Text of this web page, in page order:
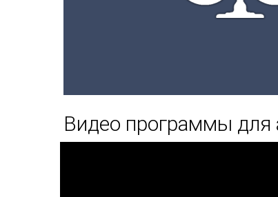
Видео программы для